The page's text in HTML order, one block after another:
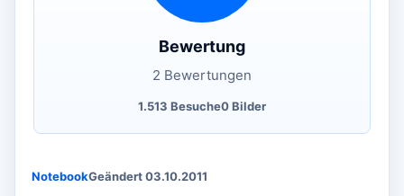
NotebookGeändert 03.10.2011
Bewertung
2 Bewertungen
1.513 Besuche0 Bilder